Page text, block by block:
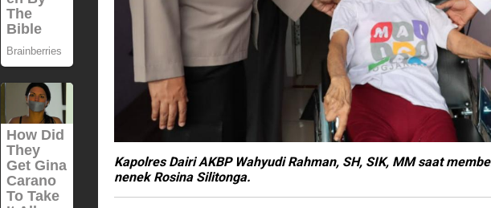
Kapolres Dairi AKBP Wahyudi Rahman, SH, SIK, MM saat
nenek Rosina Silitonga.